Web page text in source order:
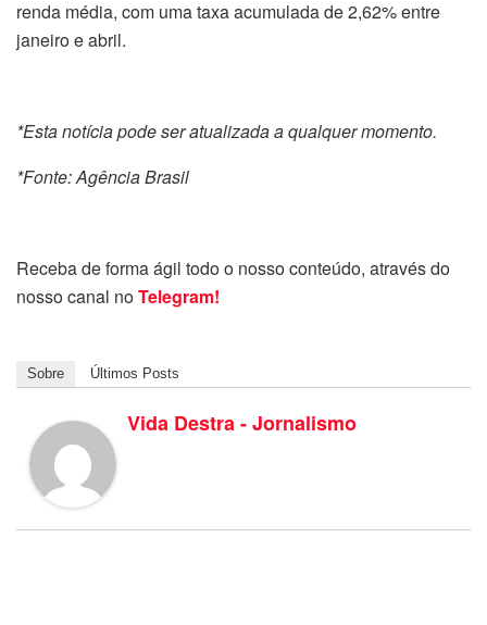
renda média, com uma taxa acumulada de 2,62% entre
janeiro e abril.
*Esta notícia pode ser atualizada a qualquer momento.
*Fonte: Agência Brasil
Receba de forma ágil todo o nosso conteúdo, através do
nosso canal noTelegram!
Sobre Últimos Posts
Vida Destra - Jornalismo